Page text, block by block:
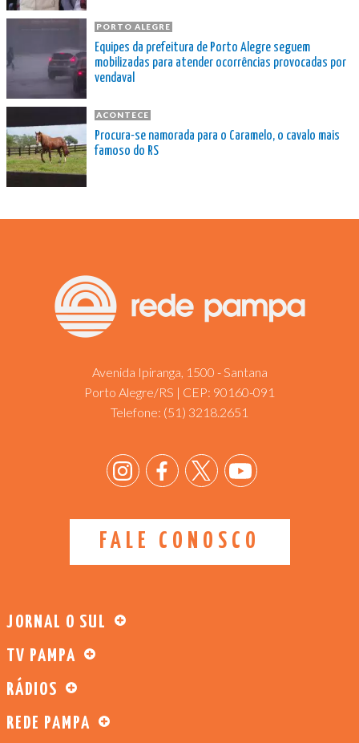
PORTO ALEGRE
Equipes da prefeitura de Porto Alegre seguem
mobilizadas para atender ocorrências provocadas por
vendaval
ACONTECE
Procura-se namorada para o Caramelo, o cavalo mais
famoso do RS
Avenida Ipiranga, 1500 - Santana
Porto Alegre/RS | CEP: 90160-091
Telefone: (51) 3218.2651
FALE CONOSCO
JORNAL O SUL
TV PAMPA
RÁDIOS
REDE PAMPA